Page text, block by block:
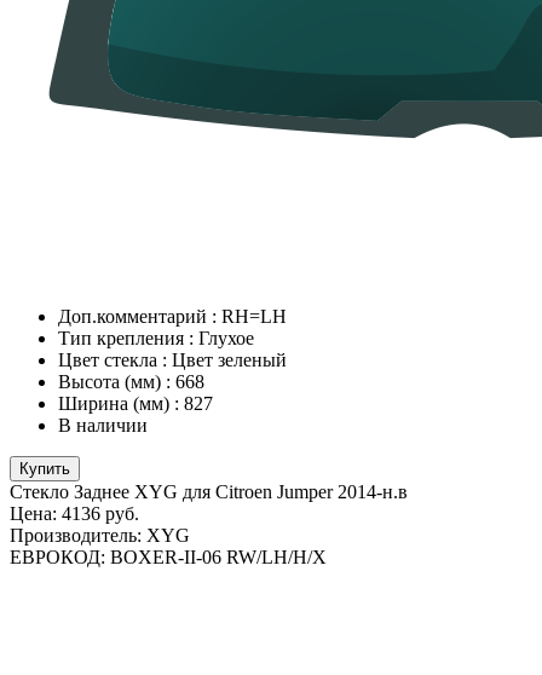
Доп.комментарий : RH=LH
Тип крепления : Глухое
Цвет стекла : Цвет зеленый
Высота (мм) : 668
Ширина (мм) : 827
В наличии
Купить
Стекло Заднее XYG для Citroen Jumper 2014-н.в
Цена: 4136 руб.
Производитель: XYG
ЕВРОКОД: BOXER-II-06 RW/LH/H/X